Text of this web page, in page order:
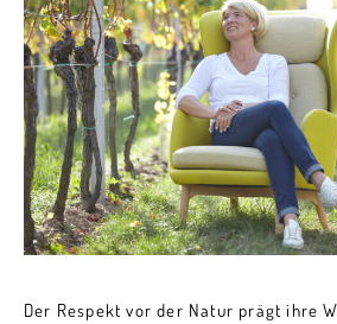
Der Respekt vor der Natur prägt ihre